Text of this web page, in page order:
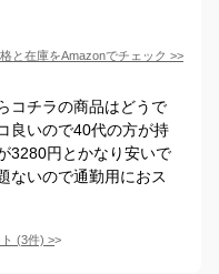
と在庫をAmazonでチェック >>
コチラの商品はどうで
良いので40代の方が持
3280円とかなり安いで
ないので通勤用におス
(3件) >